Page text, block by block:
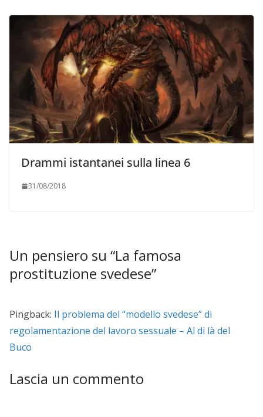
Drammi istantanei sulla linea 6
31/08/2018
Un pensiero su “La famosa
prostituzione svedese”
Pingback: Il problema del “modello svedese” di
regolamentazione del lavoro sessuale – Al di là del
Buco
Lascia un commento